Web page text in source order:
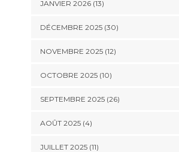
JANVIER 2026 (13)
DÉCEMBRE 2025 (30)
NOVEMBRE 2025 (12)
OCTOBRE 2025 (10)
SEPTEMBRE 2025 (26)
AOÛT 2025 (4)
JUILLET 2025 (11)